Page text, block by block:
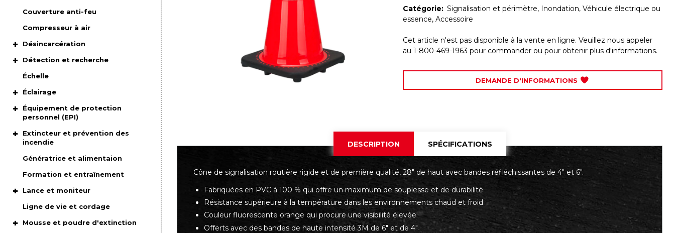
Couverture anti-feu
Compresseur à air
Désincarcération
Détection et recherche
Échelle
Éclairage
Équipement de protection
personnel (EPI)
Extincteur et prévention des
incendie
Génératrice et alimentaion
Formation et entraînement
Lance et moniteur
Ligne de vie et cordage
Mousse et poudre d'extinction
Catégorie:Signalisation et périmètre, Inondation,Véhicule électrique ou
essence,Accessoire
Cet article n'est pas disponible à la vente en ligne. Veuillez nous appeler
au 1-800-469-1963 pour commander ou pour obtenir plus d'informations.
DEMANDE D'INFORMATIONS
DESCRIPTION SPÉCIFICATIONS
Cône de signalisation routière rigide et de première qualité, 28" de haut avec bandes réfléchissantes de 4" et 6".
Fabriquées en PVC à 100 % qui offre un maximum de souplesse et de durabilité
Résistance supérieure à la température dans les environnements chaud et froid
Couleur fluorescente orange qui procure une visibilité élevée
Offerts avec des bandes de haute intensité 3M de 6" et de 4"